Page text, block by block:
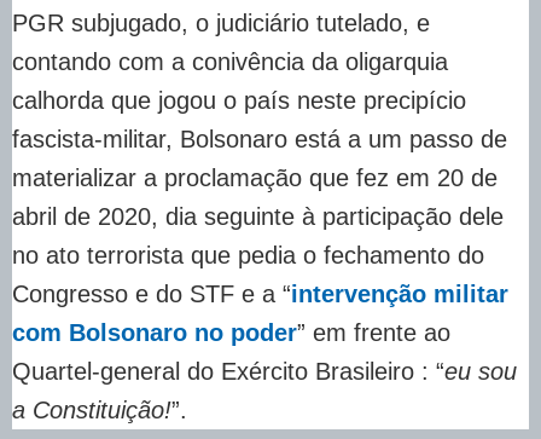
PGR subjugado, o judiciário tutelado, e
contando com a conivência da oligarquia
calhorda que jogou o país neste precipício
fascista-militar, Bolsonaro está a um passo de
materializar a proclamação que fez em 20 de
abril de 2020, dia seguinte à participação dele
no ato terrorista que pedia o fechamento do
Congresso e do STF e a “intervenção militar
com Bolsonaro no poder” em frente ao
Quartel-general do Exército Brasileiro : “eu sou
a Constituição!”.